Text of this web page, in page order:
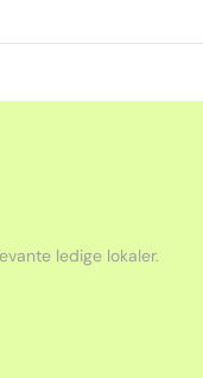
ledige lokaler.